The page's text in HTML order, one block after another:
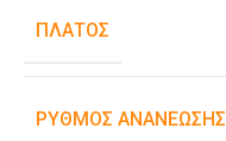
ΠΛΆΤΟΣ
ΡΥΘΜΌΣ ΑΝΑΝΈΩΣΗΣ